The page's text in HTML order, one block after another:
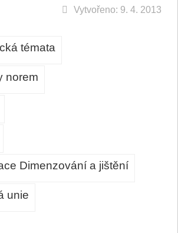
Vytvořeno: 9. 4. 2013
témata
norem
Dimenzování a jištění
unie